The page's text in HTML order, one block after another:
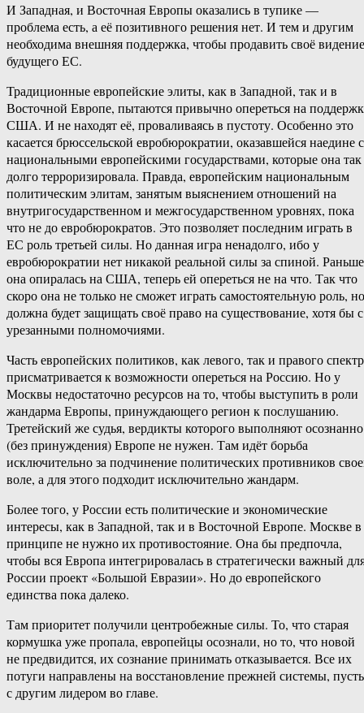
И Западная, и Восточная Европы оказались в тупике —
проблема есть, а её позитивного решения нет. И тем и другим
необходима внешняя поддержка, чтобы продавить своё видение
будущего ЕС.
Традиционные европейские элиты, как в Западной, так и в
Восточной Европе, пытаются привычно опереться на
США. И не находят её, проваливаясь в пустоту. Особенно это
касается брюссельской евробюрократии, оказавшейся наедине с
национальными европейскими государствами, которые она так
долго терроризировала. Правда, европейским национальным
политическим элитам, занятым выяснением отношений на
внутригосударственном и межгосударственном уровнях, пока
что не до евробюрократов. Это позволяет последним играть в
ЕС роль третьей силы. Но данная игра ненадолго, ибо у
евробюрократии нет никакой реальной силы за спиной. Раньше
она опиралась на США, теперь ей опереться не на что. Так что
скоро она не только не сможет играть самостоятельную роль, но
должна будет защищать своё право на существование, хотя бы с
урезанными полномочиями.
Часть европейских политиков, как левого, так и правого
присматривается к возможности опереться на Россию. Но у
Москвы недостаточно ресурсов на то, чтобы выступить в роли
жандарма Европы, принуждающего регион к послушанию.
Третейский же судья, вердикты которого выполняют осознанно
(без принуждения) Европе не нужен. Там идёт борьба
исключительно за подчинение политических противников
воле, а для этого подходит исключительно жандарм.
Более того, у России есть политические и экономические
интересы, как в Западной, так и в Восточной Европе. Москве в
принципе не нужно их противостояние. Она бы предпочла,
чтобы вся Европа интегрировалась в стратегически важный
России проект «Большой Евразии». Но до европейского
единства пока далеко.
Там приоритет получили центробежные силы. То, что старая
кормушка уже пропала, европейцы осознали, но то, что новой
не предвидится, их сознание принимать отказывается. Все их
потуги направлены на восстановление прежней системы, пусть
с другим лидером во главе.